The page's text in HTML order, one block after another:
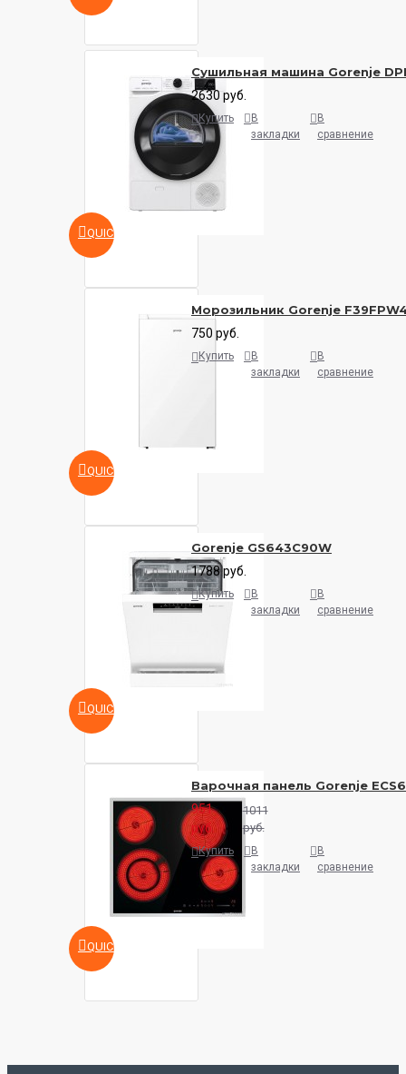
QUICKVIEW
Сушильная машина Gorenje
2630 руб.
Купить
В
закладки
В
сравнение
QUICKVIEW
Морозильник Gorenje
750 руб.
Купить
В
закладки
В
сравнение
QUICKVIEW
Gorenje GS643C90W
1788 руб.
Купить
В
закладки
В
сравнение
QUICKVIEW
Варочная панель Gorenje
951
руб.
1011
руб.
Купить
В
закладки
В
сравнение